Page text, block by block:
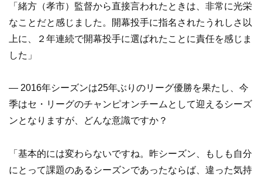
「緒方（孝市）監督から直接言われたときは、非常に光栄
なことだと感じました。開幕投手に指名されたうれしさ以
上に、２年連続で開幕投手に選ばれたことに責任を感じま
した」
— 2016年シーズンは25年ぶりのリーグ優勝を果たし、今
季はセ・リーグのチャンピオンチームとして迎えるシーズ
ンとなりますが、どんな意識ですか？
「基本的には変わらないですね。昨シーズン、もしも自分
にとって課題のあるシーズンであったならば、違った気持